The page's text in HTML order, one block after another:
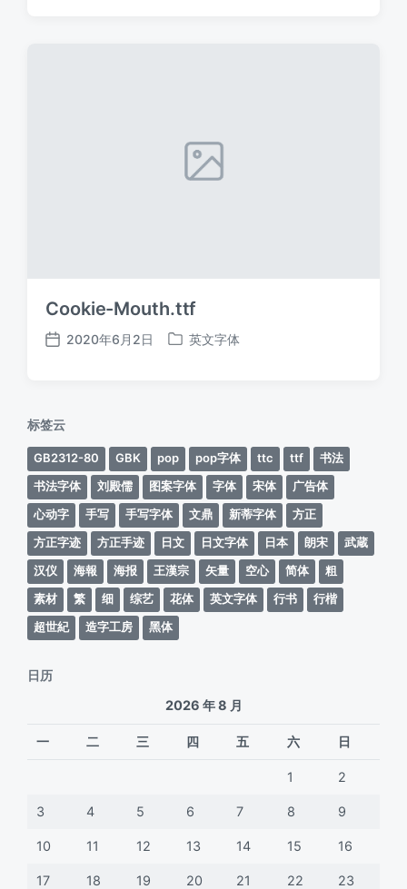
Cookie-Mouth.ttf
发
2020年6月2日
发
英文字体
标签云
GB2312-80 GBK pop pop字体 ttc ttf
书法
书法字体
刘殿儒 图案字体 字体 宋体
广告体
心动字
手写 手写字体 文鼎 新蒂字体
方正
方正字迹
方正手迹 日文 日文字体 日本 朗宋
武蔵
汉仪
海報 海报 王漢宗 矢量 空心 简体
粗
素材
繁 细 综艺 花体 英文字体 行书
行楷
超世紀
造字工房 黑体
日历
2026 年 8 月
一 二 三 四 五 六 日
1 2
3 4 5 6 7 8 9
10 11 12 13 14 15 16
17 18 19 20 21 22 23